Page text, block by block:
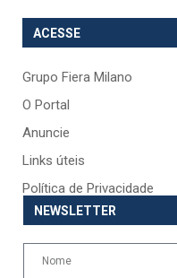
ACESSE
Grupo Fiera Milano
O Portal
Anuncie
Links úteis
Política de Privacidade
NEWSLETTER